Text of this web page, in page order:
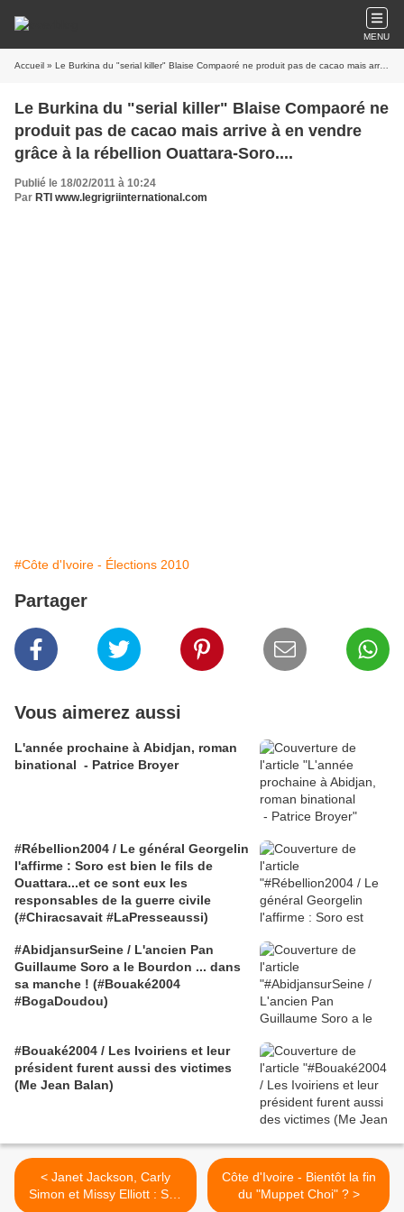
MENU
Accueil » Le Burkina du "serial killer" Blaise Compaoré ne produit pas de cacao mais arrive à en vendre grâce à la rébellion Ouattara-Soro....
Le Burkina du "serial killer" Blaise Compaoré ne
produit pas de cacao mais arrive à en vendre
grâce à la rébellion Ouattara-Soro....
Publié le 18/02/2011 à 10:24
Par RTI www.legrigriinternational.com
#Côte d'Ivoire - Élections 2010
Partager
Vous aimerez aussi
L'année prochaine à Abidjan, roman
binational - Patrice Broyer
#Rébellion2004 / Le général Georgelin
l'affirme : Soro est bien le fils de
Ouattara...et ce sont eux les
responsables de la guerre civile
(#Chiracsavait #LaPresseaussi)
#AbidjansurSeine / L'ancien Pan
Guillaume Soro a le Bourdon ... dans
sa manche ! (#Bouaké2004
#BogaDoudou)
#Bouaké2004 / Les Ivoiriens et leur
président furent aussi des victimes
(Me Jean Balan)
< Janet Jackson, Carly
Simon et Missy Elliott : Son
Côte d'Ivoire - Bientôt la fin
du "Muppet Choi" ? >